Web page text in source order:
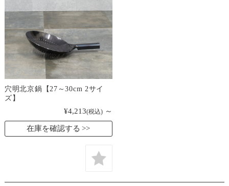
穴明北京鍋【27～30cm 2サイ
ズ】
¥4,213(税込) ～
在庫を確認する